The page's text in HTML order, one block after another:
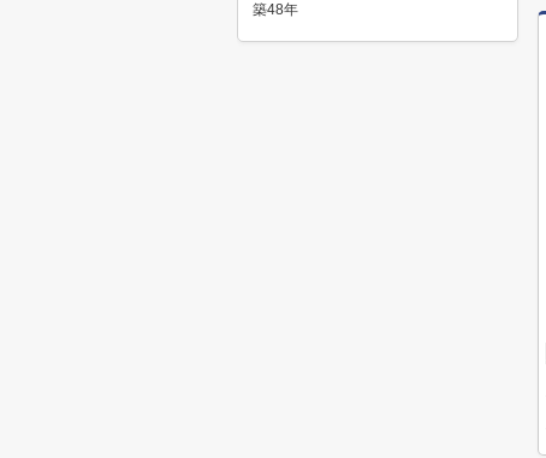
築48年